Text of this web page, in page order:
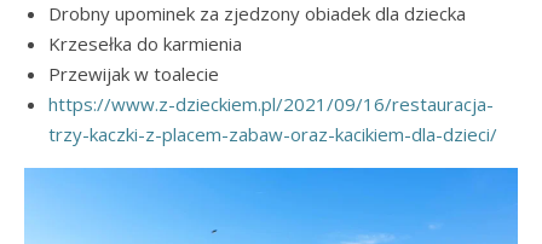
Drobny upominek za zjedzony obiadek dla dziecka
Krzesełka do karmienia
Przewijak w toalecie
https://www.z-dzieckiem.pl/2021/09/16/restauracja-
trzy-kaczki-z-placem-zabaw-oraz-kacikiem-dla-dzieci/